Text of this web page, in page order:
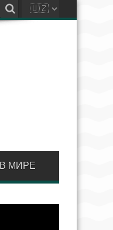
В МИРЕ